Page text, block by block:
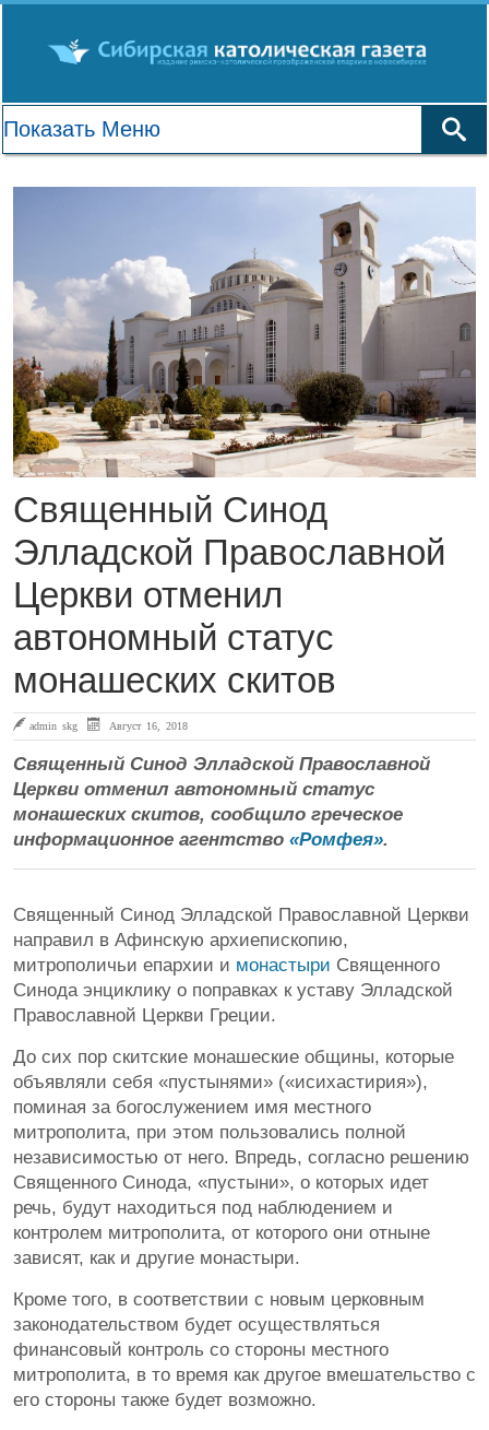
Священный Синод
Элладской Православной
Церкви отменил
автономный статус
монашеских скитов
admin skg Август 16, 2018
Священный Синод Элладской Православной
Церкви отменил автономный статус
монашеских скитов, сообщило греческое
информационное агентство «Ромфея».
Священный Синод Элладской Православной Церкви
направил в Афинскую архиепископию,
митрополичьи епархии и монастыри Священного
Синода энциклику о поправках к уставу Элладской
Православной Церкви Греции.
До сих пор скитские монашеские общины, которые
объявляли себя «пустынями» («исихастирия»),
поминая за богослужением имя местного
митрополита, при этом пользовались полной
независимостью от него. Впредь, согласно решению
Священного Синода, «пустыни», о которых идет
речь, будут находиться под наблюдением и
контролем митрополита, от которого они отныне
зависят, как и другие монастыри.
Кроме того, в соответствии с новым церковным
законодательством будет осуществляться
финансовый контроль со стороны местного
митрополита, в то время как другое вмешательство с
его стороны также будет возможно.